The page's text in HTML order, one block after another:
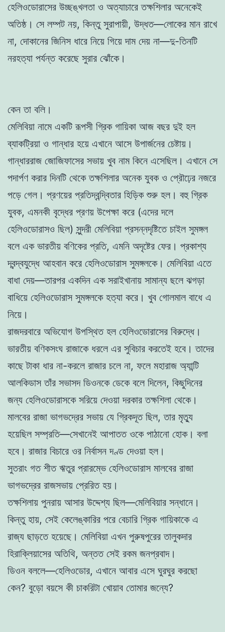
হেলিওডোরাসের উচ্ছঙ্খলতা ও অত্যাচারে তক্ষশিলার অনেকেই
অতিষ্ঠ। সে লম্পট নয়, কিন্তু সুরাপায়ী, উদ্ধত—লোকের মান রাখে
না, দোকানের জিনিস ধারে নিয়ে গিয়ে দাম দেয় না—দু-তিনটি
নরহত্যা পর্যন্ত করেছে সুরার ঝোঁকে।
কেন তা বলি।
মেলিবিয়া নামে একটি রূপসী গ্রিক গায়িকা আজ বছর দুই হল
ব্যাকট্রিয়া ও গান্ধার হয়ে এখানে আসে উপার্জনের চেষ্টায়।
গান্ধাররাজ জোজিফাসের সভায় খুব নাম কিনে এসেছিল। এখানে সে
পদার্পণ করার দিনটি থেকে তক্ষশিলার অনেক যুবক ও প্রৌঢ়ের নজরে
পড়ে গেল। প্রণয়ের প্রতিদ্বন্দ্বিতার হিড়িক শুরু হল। বহু গ্রিক
যুবক, এমনকী বৃদ্ধের প্রণয় উপেক্ষা করে (এদের দলে
হেলিওডোরাসও ছিল) সুন্দরী মেলিবিয়া প্রসন্নদৃষ্টিতে চাইল সুমঙ্গল
বলে এক ভারতীয় বণিকের প্রতি, এমনি অদৃষ্টের ফের। প্রকাশ্য
দ্বন্দ্বযুদ্ধে আহবান করে হেলিওডোরাস সুমঙ্গলকে। মেলিবিয়া এতে
বাধা দেয়—তারপর একদিন এক সরাইখানায় সামান্য ছলে ঝগড়া
বাধিয়ে হেলিওডোরাস সুমঙ্গলকে হত্যা করে। খুব গোলমাল বাধে এ
নিয়ে।
রাজদরবারে অভিযোগ উপস্থিত হল হেলিওডোরাসের বিরুদ্ধে।
ভারতীয় বণিকসংঘ রাজাকে ধরলে এর সুবিচার করতেই হবে। তাদের
কাছে টাকা ধার না-করলে রাজার চলে না, ফলে মহারাজ অ্যান্টি
আলকিডাস তাঁর সভাসদ ডিওনকে ডেকে বলে দিলেন, কিছুদিনের
জন্য হেলিওডোরাসকে সরিয়ে দেওয়া দরকার তক্ষশিলা থেকে।
মালবের রাজা ভাগভদ্রের সভায় যে গ্রিকদূত ছিল, তার মৃত্যু
হয়েছিল সম্প্রতি—সেখানেই আপাতত ওকে পাঠানো হোক। বলা
হবে। রাজার বিচারে ওর নির্বাসন দণ্ড দেওয়া হল।
সুতরাং গত শীত ঋতুর প্রারম্ভে হেলিওডোরাস মালবের রাজা
ভাগভদ্রের রাজসভায় প্রেরিত হয়।
তক্ষশিলায় পুনরায় আসার উদ্দেশ্য ছিল—মেলিবিয়ার সন্ধানে।
কিন্তু হায়, সেই কেলেঙ্কারির পরে বেচারি গ্রিক গায়িকাকে এ
রাজ্য ছাড়তে হয়েছে। মেলিবিয়া এখন পুরুষপুরের তালুকদার
হিরাক্লিয়াসের অতিথি, অন্তত সেই রকম জনপ্রবাদ।
ডিওন বললে—হেলিওডোর, এখানে আবার এসে ঘুরঘুর করছো
কেন? বুড়ো বয়সে কী চাকরিটা খোয়াব তোমার জন্যে?